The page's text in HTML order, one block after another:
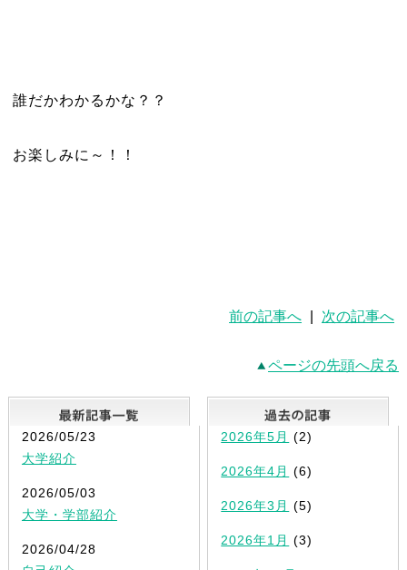
誰だかわかるかな？？
お楽しみに～！！
前の記事へ 次の記事へ
ページの先頭へ戻る
最新記事一覧
2026/05/23
大学紹介
2026/05/03
大学・学部紹介
2026/04/28
2026年5月 (2)
2026年4月 (6)
2026年3月 (5)
2026年1月 (3)